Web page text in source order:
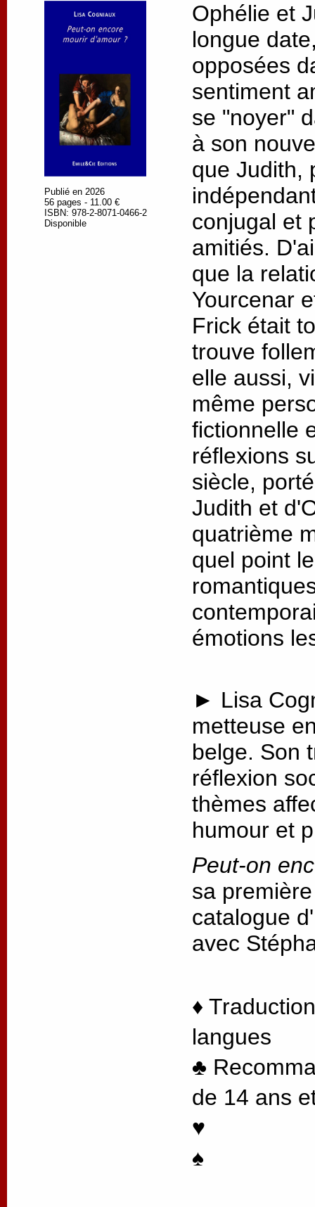
Publié en 2026
56 pages - 11.00 €
ISBN: 978-2-8071-0466-2
Disponible
Ophélie et
longue
opposées
sentiment
se "noyer"
à son
que Judith,
conjugal et
amitiés.
que la
Yourcenar
Frick était
trouve
elle aussi,
même
fictionnelle
réflexions
siècle,
Judith et
quatrième
quel point
émotions
► Lisa
metteuse
belge. Son
réflexion
thèmes
humour et
Peut-on
sa
catalogue
avec
♦
langues
♣
de 14 ans
♥
♠